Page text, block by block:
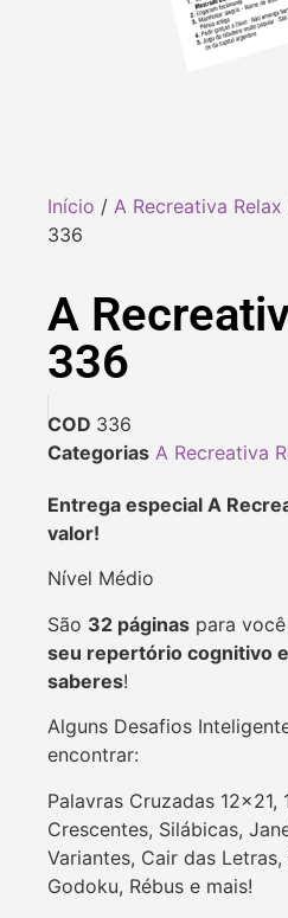
Início / A Recreativa Relax
336
A
336
COD 336
Categorias A Recreativa
Entrega especial A
valor!
Nível Médio
São 32 páginas para
seu repertório cognitivo
saberes!
Alguns Desafios
encontrar:
Palavras Cruzadas 12×21,
Crescentes, Silábicas,
Variantes, Cair das
Godoku, Rébus e mais!